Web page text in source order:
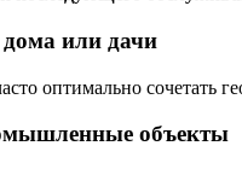
или дачи
оптимально сочетать
объекты